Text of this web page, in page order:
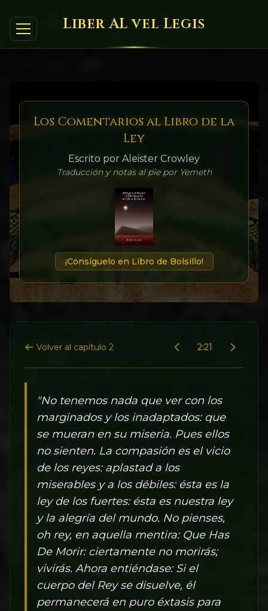
Liber AL vel Legis
Los Comentarios al Libro de la
Ley
Escrito por Aleister Crowley
Traducción y notas al pie por Yemeth
¡Consíguelo en Libro de Bolsillo!
Volver al capítulo 2 2:21
"No tenemos nada que ver con los
marginados y los inadaptados: que
se mueran en su miseria. Pues ellos
no sienten. La compasión es el vicio
de los reyes: aplastad a los
miserables y a los débiles: ésta es la
ley de los fuertes: ésta es nuestra ley
y la alegría del mundo. No pienses,
oh rey, en aquella mentira: Que Has
De Morir: ciertamente no morirás;
vivirás. Ahora entiéndase: Si el
cuerpo del Rey se disuelve, él
permanecerá en puro éxtasis para